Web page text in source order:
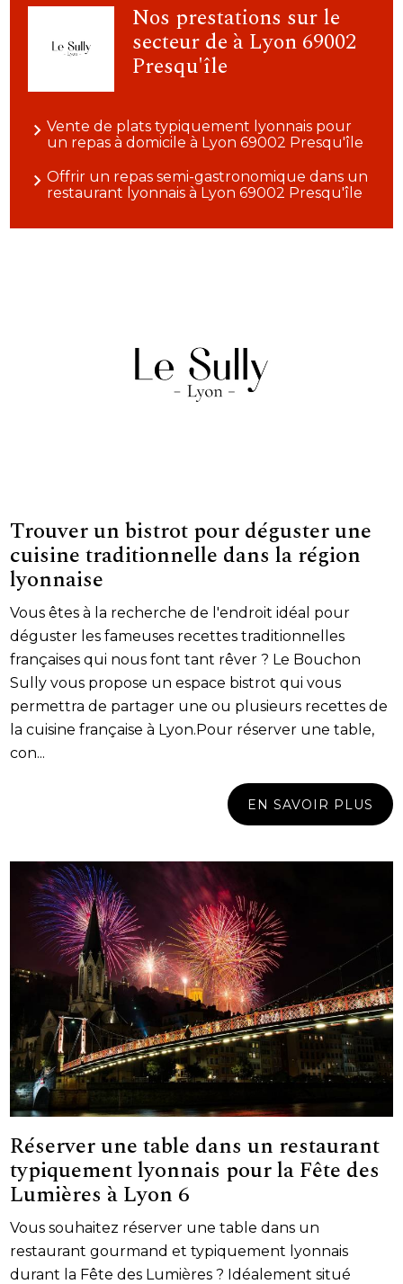
Nos prestations sur le
secteur de à Lyon 69002
Presqu'île
Vente de plats typiquement lyonnais pour
un repas à domicile à Lyon 69002 Presqu'île
Offrir un repas semi-gastronomique dans un
restaurant lyonnais à Lyon 69002 Presqu'île
Trouver un bistrot pour déguster une
cuisine traditionnelle dans la région
lyonnaise
Vous êtes à la recherche de l'endroit idéal pour
déguster les fameuses recettes traditionnelles
françaises qui nous font tant rêver ? Le Bouchon
Sully vous propose un espace bistrot qui vous
permettra de partager une ou plusieurs recettes de
la cuisine française à Lyon.Pour réserver une table,
con...
EN SAVOIR PLUS
Réserver une table dans un restaurant
typiquement lyonnais pour la Fête des
Lumières à Lyon 6
Vous souhaitez réserver une table dans un
restaurant gourmand et typiquement lyonnais
durant la Fête des Lumières ? Idéalement situé